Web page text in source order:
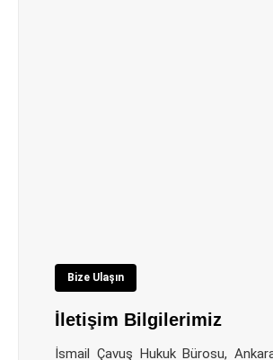
Bize Ulaşın
İletişim Bilgilerimiz
İsmail Çavuş Hukuk Bürosu,